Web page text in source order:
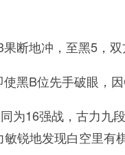
断地冲，至黑5，
黑B位先手破眼，
为16强战，古力九
锐地发现白空里有